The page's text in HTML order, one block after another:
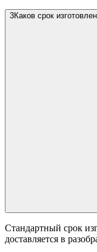
3Каков срок
Стандартный срок
доставляется в